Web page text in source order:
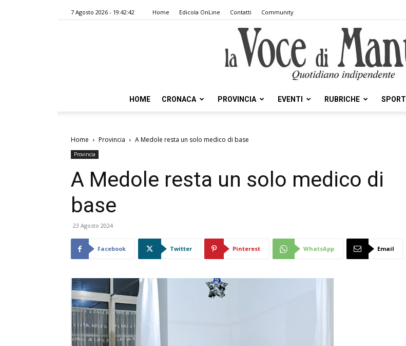
7 Agosto 2026 - 19:42:42 Home Edicola OnLine Contatti Community
Voce
HOME CRONACA PROVINCIA EVENTI RUBRICHE SPORT
Home Provincia A Medole resta un solo medico di base
Provincia
A Medole resta un solo medico di
base
23 Agosto 2024
Facebook Twitter Pinterest WhatsApp Email